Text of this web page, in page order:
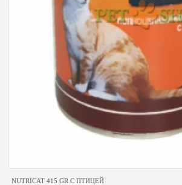
NUTRICAT 415 GR С ПТИЦЕЙ